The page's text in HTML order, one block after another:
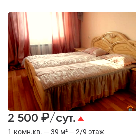
1-комн.кв. — 39 м² — 2/9 этаж
2 500 ₽/сут.